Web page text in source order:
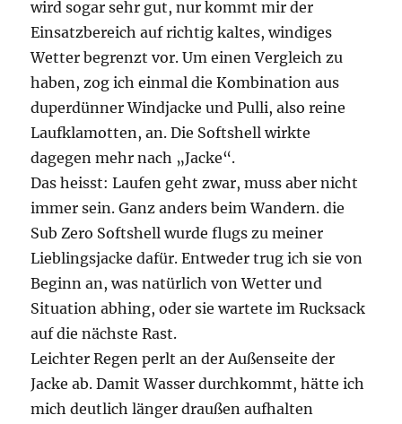
wird sogar sehr gut, nur kommt mir der
Einsatzbereich auf richtig kaltes, windiges
Wetter begrenzt vor. Um einen Vergleich zu
haben, zog ich einmal die Kombination aus
duperdünner Windjacke und Pulli, also reine
Laufklamotten, an. Die Softshell wirkte
dagegen mehr nach „Jacke“.
Das heisst: Laufen geht zwar, muss aber nicht
immer sein. Ganz anders beim Wandern. die
Sub Zero Softshell wurde flugs zu meiner
Lieblingsjacke dafür. Entweder trug ich sie von
Beginn an, was natürlich von Wetter und
Situation abhing, oder sie wartete im Rucksack
auf die nächste Rast.
Leichter Regen perlt an der Außenseite der
Jacke ab. Damit Wasser durchkommt, hätte ich
mich deutlich länger draußen aufhalten